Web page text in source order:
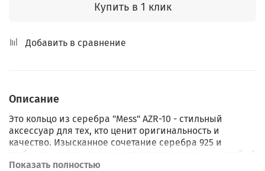
Купить в 1 клик
Добавить в сравнение
Описание
Это кольцо из серебра "Mess" AZR-10 - стильный
аксессуар для тех, кто ценит оригинальность и
качество. Изысканное сочетание серебра 925 и
глубокого оксидирования придает украшению особый
шарм. Выразительный дизайн подчеркнет ваш
Показать полностью